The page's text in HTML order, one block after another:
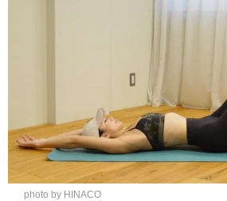
photo by HINACO